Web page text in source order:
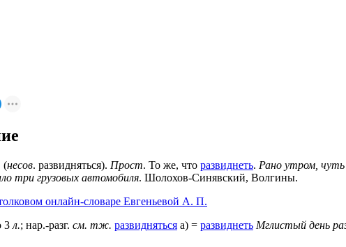
(несов. развидняться). Прост. То же, что развиднеть. Рано утром, чуть
три грузовых автомобиля. Шолохов-Синявский, Волгины.
онлайн-словаре Евгеньевой А. П.
3 л.; нар.-разг. см. тж. развидняться а) = развиднеть Мглистый день